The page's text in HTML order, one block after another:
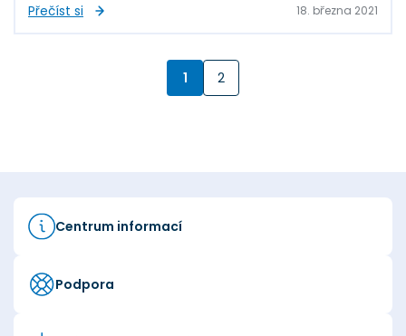
Přečíst si 18. března 2021
1 2
Centrum informací
Podpora